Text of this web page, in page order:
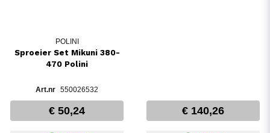
POLINI
Sproeier Set Mikuni 380-
470 Polini
550026532
€ 50,24 € 140,26